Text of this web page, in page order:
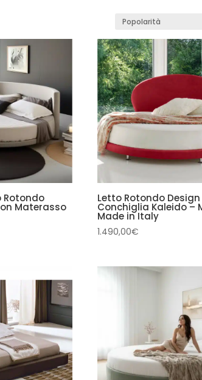
Rotondo
Materasso
Letto Rotondo
Conchiglia Kaleido –
Made in Italy
1.490,00€